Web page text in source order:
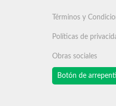
Términos y
Políticas de
Obras sociales
Botón de